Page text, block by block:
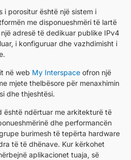
i porositur është një sistem i
me disponueshmëri të lartë
adresë të dedikuar publike IPv4
i konfiguruar dhe vazhdimisht i
në web My Interspace ofron një
mjete thelbësore për menaxhimin
dhe thjeshtësi.
është ndërtuar me arkitekturë të
dhe performancën
burimesh të tepërta hardware
të të dhënave. Kur kërkohet
aplikacionet tuaja, së